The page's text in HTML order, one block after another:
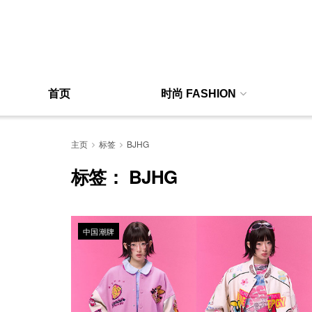
首页 时尚 FASHION
主页 标签 BJHG
标签： BJHG
中国潮牌